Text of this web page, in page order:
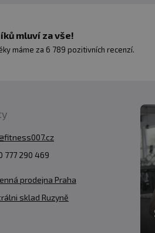
mluví za vše!
máme za 6 789 pozitivních recenzí.
777 290 469
prodejna Praha
sklad Ruzyně